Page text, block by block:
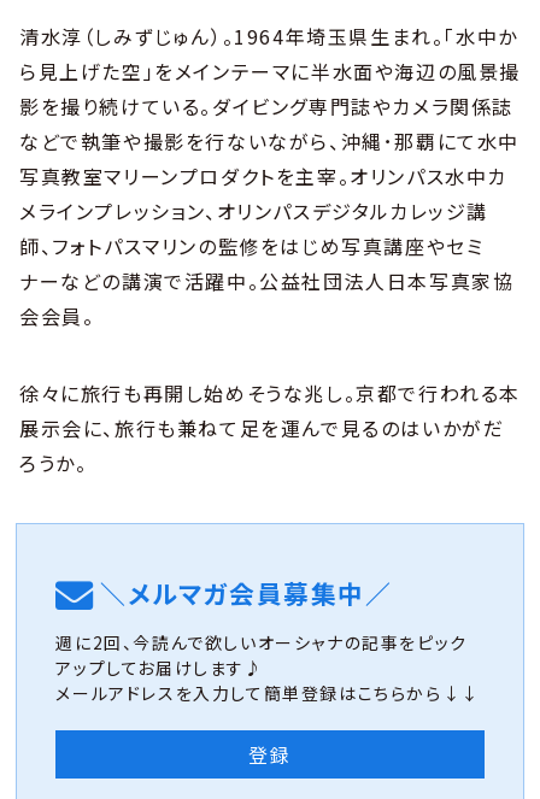
清水淳（しみずじゅん）。1964年埼玉県生まれ。「水中か
ら見上げた空」をメインテーマに半水面や海辺の風景撮
影を撮り続けている。ダイビング専門誌やカメラ関係誌
などで執筆や撮影を行ないながら、沖縄･那覇にて水中
写真教室マリーンプロダクトを主宰。オリンパス水中カ
メラインプレッション、オリンパスデジタルカレッジ講
師、フォトパスマリンの監修をはじめ写真講座やセミ
ナーなどの講演で活躍中。公益社団法人日本写真家協
会会員。
徐々に旅行も再開し始めそうな兆し。京都で行われる本
展示会に、旅行も兼ねて足を運んで見るのはいかがだ
ろうか。
＼メルマガ会員募集中／
週に2回、今読んで欲しいオーシャナの記事をピック
アップしてお届けします♪
メールアドレスを入力して簡単登録はこちらから↓↓
登録